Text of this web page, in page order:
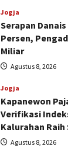
Jogja
Kapanewon
Verifikasi
Kalurahan Raih
Agustus 8, 2026
Politik
Hari Jadi Pati
Momentum
Badrudin
Agustus 8, 2026